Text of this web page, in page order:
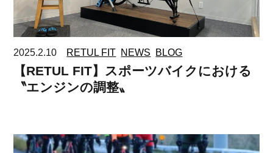
2025.2.10 RETUL FIT NEWS BLOG
【RETUL FIT】スポーツバイクにおける
〝エンジンの調整〟